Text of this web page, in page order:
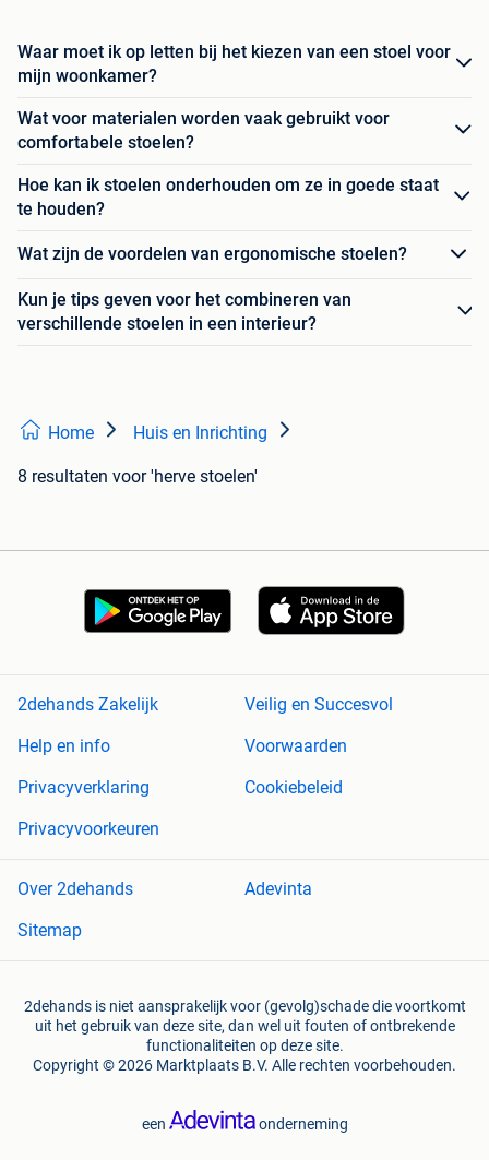
Waar moet ik op letten bij het kiezen van een stoel voor
mijn woonkamer?
Wat voor materialen worden vaak gebruikt voor
comfortabele stoelen?
Hoe kan ik stoelen onderhouden om ze in goede staat
te houden?
Wat zijn de voordelen van ergonomische stoelen?
Kun je tips geven voor het combineren van
verschillende stoelen in een interieur?
Home Huis en Inrichting
8 resultaten voor 'herve stoelen'
2dehands Zakelijk
Veilig en Succesvol
Help en info
Voorwaarden
Privacyverklaring
Cookiebeleid
Privacyvoorkeuren
Over 2dehands
Adevinta
Sitemap
2dehands is niet aansprakelijk voor (gevolg)schade die voortkomt
uit het gebruik van deze site, dan wel uit fouten of ontbrekende
functionaliteiten op deze site.
Copyright © 2026 Marktplaats B.V. Alle rechten voorbehouden.
een onderneming